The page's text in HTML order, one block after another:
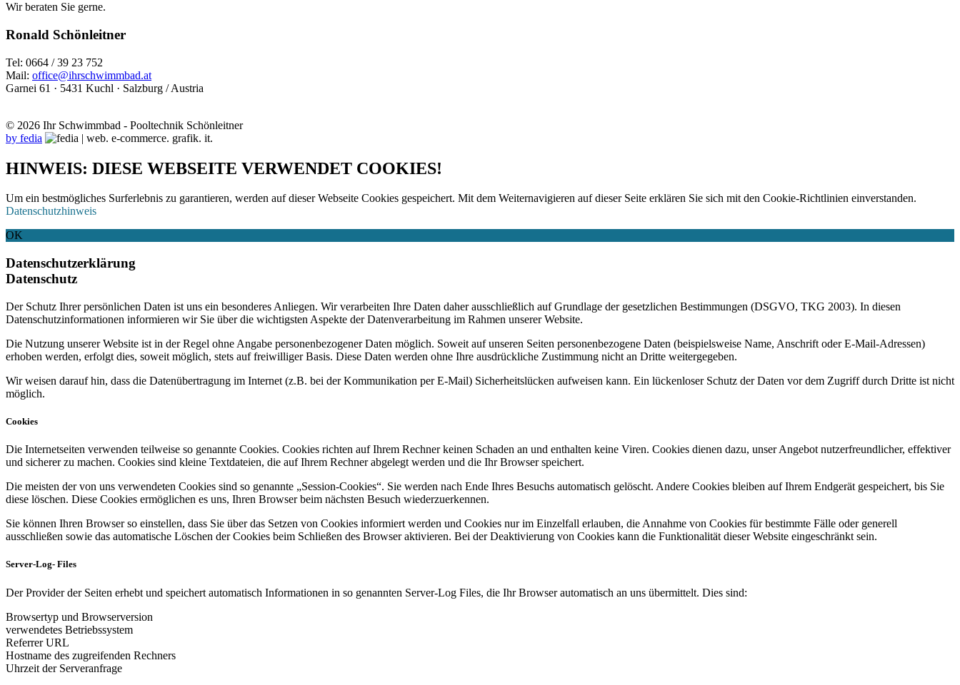
Wir beraten Sie gerne.
Ronald Schönleitner
Tel: 0664 / 39 23 752
Mail: office@ihrschwimmbad.at
Garnei 61 · 5431 Kuchl · Salzburg / Austria
© 2026 Ihr Schwimmbad - Pooltechnik Schönleitner
by fedia
HINWEIS: DIESE WEBSEITE VERWENDET COOKIES!
Um ein bestmögliches Surferlebnis zu garantieren, werden auf dieser Webseite Cookies gespeichert. Mit dem Weiternavigieren auf dieser Seite erklären Sie sich mit den Cookie-Richtlinien einverstanden.
Datenschutzhinweis
OK
Datenschutzerklärung
Datenschutz
Der Schutz Ihrer persönlichen Daten ist uns ein besonderes Anliegen. Wir verarbeiten Ihre Daten daher ausschließlich auf Grundlage der gesetzlichen Bestimmungen (DSGVO, TKG 2003). In diesen
Datenschutzinformationen informieren wir Sie über die wichtigsten Aspekte der Datenverarbeitung im Rahmen unserer Website.
Die Nutzung unserer Website ist in der Regel ohne Angabe personenbezogener Daten möglich. Soweit auf unseren Seiten personenbezogene Daten (beispielsweise Name, Anschrift oder E-Mail-Adressen)
erhoben werden, erfolgt dies, soweit möglich, stets auf freiwilliger Basis. Diese Daten werden ohne Ihre ausdrückliche Zustimmung nicht an Dritte weitergegeben.
Wir weisen darauf hin, dass die Datenübertragung im Internet (z.B. bei der Kommunikation per E-Mail) Sicherheitslücken aufweisen kann. Ein lückenloser Schutz der Daten vor dem Zugriff durch Dritte ist nicht
möglich.
Cookies
Die Internetseiten verwenden teilweise so genannte Cookies. Cookies richten auf Ihrem Rechner keinen Schaden an und enthalten keine Viren. Cookies dienen dazu, unser Angebot nutzerfreundlicher, effektiver
und sicherer zu machen. Cookies sind kleine Textdateien, die auf Ihrem Rechner abgelegt werden und die Ihr Browser speichert.
Die meisten der von uns verwendeten Cookies sind so genannte „Session-Cookies“. Sie werden nach Ende Ihres Besuchs automatisch gelöscht. Andere Cookies bleiben auf Ihrem Endgerät gespeichert, bis Sie
diese löschen. Diese Cookies ermöglichen es uns, Ihren Browser beim nächsten Besuch wiederzuerkennen.
Sie können Ihren Browser so einstellen, dass Sie über das Setzen von Cookies informiert werden und Cookies nur im Einzelfall erlauben, die Annahme von Cookies für bestimmte Fälle oder generell
ausschließen sowie das automatische Löschen der Cookies beim Schließen des Browser aktivieren. Bei der Deaktivierung von Cookies kann die Funktionalität dieser Website eingeschränkt sein.
Server-Log- Files
Der Provider der Seiten erhebt und speichert automatisch Informationen in so genannten Server-Log Files, die Ihr Browser automatisch an uns übermittelt. Dies sind:
Browsertyp und Browserversion
verwendetes Betriebssystem
Referrer URL
Hostname des zugreifenden Rechners
Uhrzeit der Serveranfrage